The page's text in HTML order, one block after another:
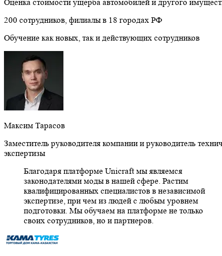
Оценка стоимости ущерба автомобилей и другого
200 сотрудников, филиалы в 18 городах РФ
Обучение как новых, так и действующих сотрудников
Максим Тарасов
Заместитель руководителя компании и руководитель
экспертизы
Благодаря платформе Unicraft мы являемся
законодателями моды в нашей сфере. Растим
квалифицированных специалистов в независимой
экспертизе, при чем из людей с любым уровнем
подготовки. Мы обучаем на платформе не только
своих сотрудников, но и партнеров.